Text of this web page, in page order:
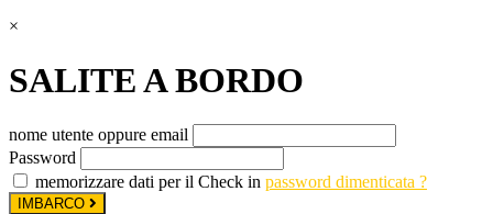
×
SALITE A BORDO
nome utente oppure email
Password
memorizzare dati per il Check in password dimenticata ?
IMBARCO